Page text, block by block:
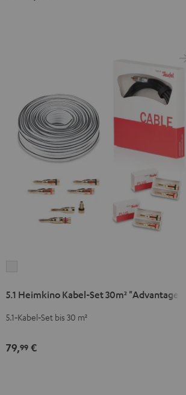
Schwarz
Weiß
Kabel-
Weiß
5.1 Heimkino Kabel-Set 30m² "Advantage"
5.1‑Kabel‑Set bis 30 m²
79,99 €